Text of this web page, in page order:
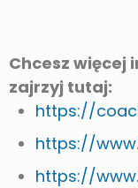
Chcesz
zajrzyj tutaj:
https://
https://
https://